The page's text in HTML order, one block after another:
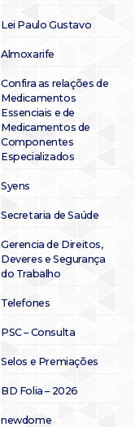
Lei Paulo Gustavo
Almoxarife
Confira as relações de
Medicamentos
Essenciais e de
Medicamentos de
Componentes
Especializados
Syens
Secretaria de Saúde
Gerencia de Direitos,
Deveres e Segurança
do Trabalho
Telefones
PSC – Consulta
Selos e Premiações
BD Folia – 2026
newdome